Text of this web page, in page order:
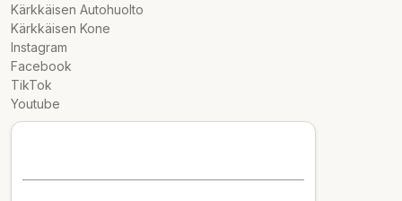
Kärkkäisen Autohuolto
Kärkkäisen Kone
Instagram
Facebook
TikTok
Youtube